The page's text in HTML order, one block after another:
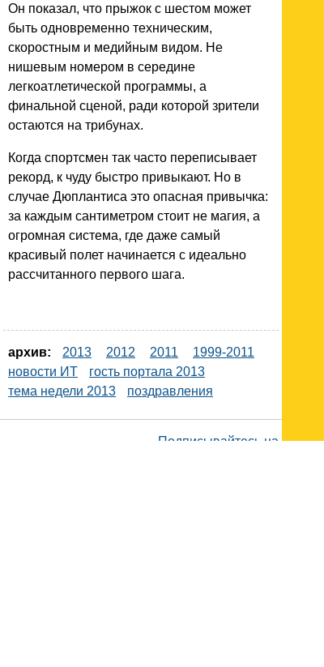
Он показал, что прыжок с шестом может
быть одновременно техническим,
скоростным и медийным видом. Не
нишевым номером в середине
легкоатлетической программы, а
финальной сценой, ради которой зрители
остаются на трибунах.
Когда спортсмен так часто переписывает
рекорд, к чуду быстро привыкают. Но в
случае Дюплантиса это опасная привычка:
за каждым сантиметром стоит не магия, а
огромная система, где даже самый
красивый полет начинается с идеально
рассчитанного первого шага.
архив: 2013 2012 2011
1999-2011
новости ИТ
гость портала 2013
тема недели 2013
поздравления
Подписывайтесь на наш